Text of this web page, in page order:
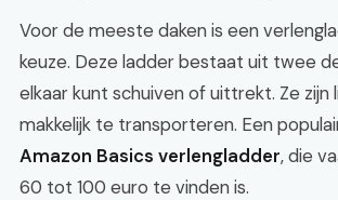
Voor de meeste daken is een
keuze. Deze ladder bestaat uit twee
elkaar kunt schuiven of uittrekt. Ze zijn
makkelijk te transporteren. Een
Amazon Basics verlengladder, die
60 tot 100 euro te vinden is.